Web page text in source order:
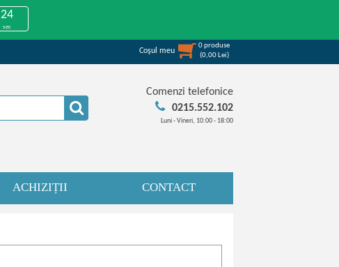
24
sec
Coşul meu
0produse
(0,00 Lei)
Comenzi telefonice
0215.552.102
Luni - Vineri, 10:00 - 18:00
ACHIZIȚII CONTACT